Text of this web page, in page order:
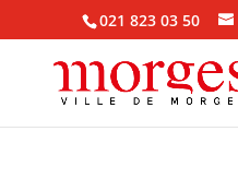
021 823 03 50